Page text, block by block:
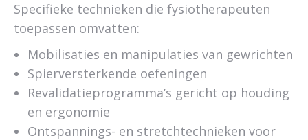
Specifieke technieken die fysiotherapeuten
toepassen omvatten:
Mobilisaties en manipulaties van gewrichten
Spierversterkende oefeningen
Revalidatieprogramma’s gericht op houding
en ergonomie
Ontspannings- en stretchtechnieken voor